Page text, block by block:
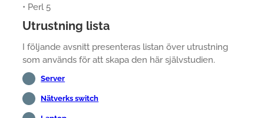
• Perl 5
Utrustning lista
I följande avsnitt presenteras listan över utrustning
som används för att skapa den här självstudien.
Server
Nätverks switch